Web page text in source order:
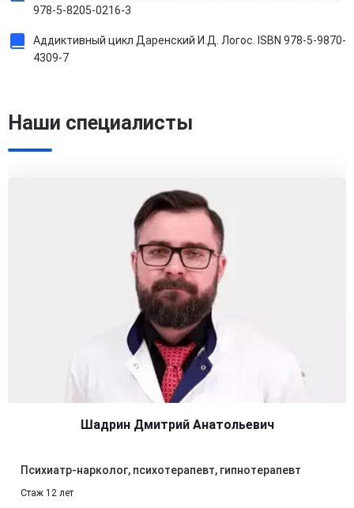
978-5-8205-0216-3
Аддиктивный цикл Даренский И.Д. Логос. ISBN 978-5-9870-
4309-7
Наши специалисты
Шадрин Дмитрий Анатольевич
Психиатр-нарколог, психотерапевт, гипнотерапевт
Стаж 12 лет